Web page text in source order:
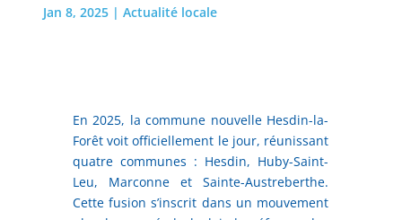
Jan 8, 2025| Actualité locale
En 2025, la commune nouvelle Hesdin-la-
Forêt voit officiellement le jour, réunissant
quatre communes : Hesdin, Huby-Saint-
Leu, Marconne et Sainte-Austreberthe.
Cette fusion s’inscrit dans un mouvement